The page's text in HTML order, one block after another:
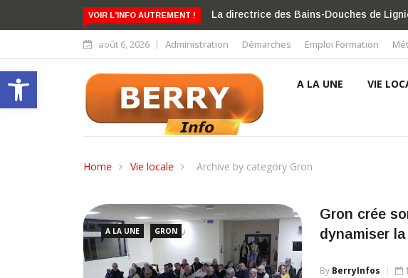
Ouvrir la barre d’outils
VOIR L'INFO AUTREMENT ! Gilles Auclaire conduira la liste À
août 6, 2026 Administration Démarches Emploi Formation
A LA UNE VIE
Home Vie locale Archive by category Gron
A LA UNE GRON
Gron crée
dynamiser
By BerryInfos